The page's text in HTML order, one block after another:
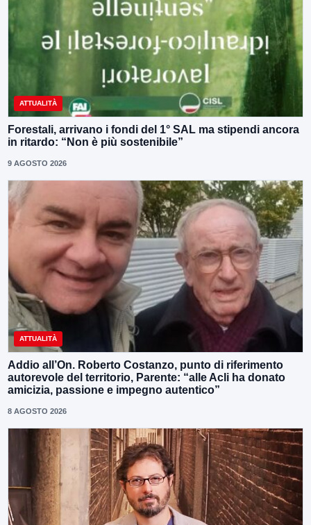
ATTUALITÀ
Forestali, arrivano i fondi del 1° SAL ma stipendi ancora
in ritardo: “Non è più sostenibile”
9 AGOSTO 2026
ATTUALITÀ
Addio all’On. Roberto Costanzo, punto di riferimento
autorevole del territorio, Parente: “alle Acli ha donato
amicizia, passione e impegno autentico”
8 AGOSTO 2026